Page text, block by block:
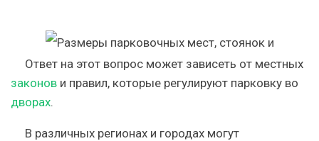
Ответ на этот вопрос может зависеть от местных
законов и правил, которые регулируют парковку во
дворах.
В различных регионах и городах могут